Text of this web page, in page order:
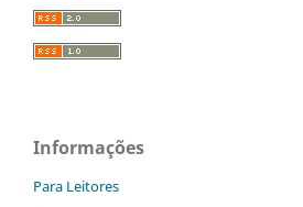
Informações
Para Leitores